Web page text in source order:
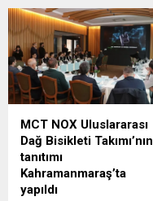
MCT NOX Uluslararası
Dağ Bisikleti Takımı’nın
tanıtımı
Kahramanmaraş’ta
yapıldı